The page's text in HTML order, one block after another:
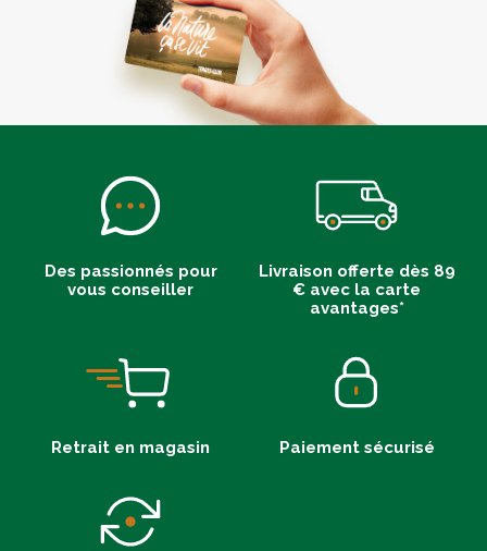
Des passionnés pour
vous conseiller
Livraison offerte dès 89
€ avec la carte
avantages*
Retrait en magasin Paiement sécurisé